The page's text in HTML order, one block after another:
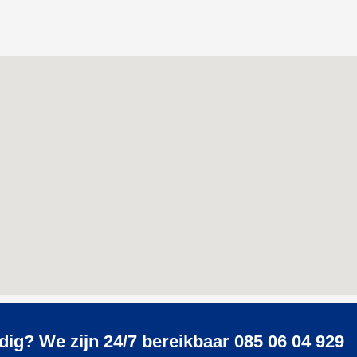
We zijn 24/7 bereikbaar 085 06 04 929